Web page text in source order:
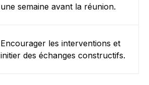
une semaine avant la réunion.
Encourager les interventions et
initier des échanges constructifs.